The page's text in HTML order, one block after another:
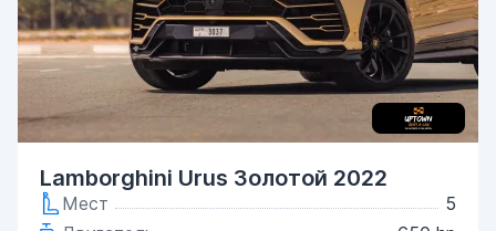
Lamborghini Urus Золотой 2022
Мест
5